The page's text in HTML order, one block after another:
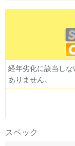
経年劣化に該当し
ありません。
スペック
「新品」「未使用」「中古」
CPUの絞り込み
OS